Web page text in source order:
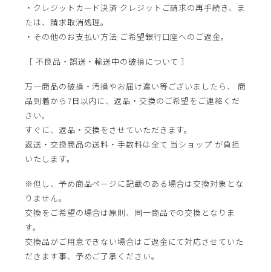
・クレジットカード決済 クレジットご請求の再手続き、ま
たは、請求取消処理。
・その他のお支払い方法 ご希望銀行口座へのご返金。
［ 不良品・誤送・輸送中の破損について ］
万一商品の破損・汚損やお届け違い等ございましたら、 商
品到着から7日以内に、返品・交換のご希望をご連絡くだ
さい。
すぐに、返品・交換をさせていただきます。
返送・交換商品の送料・手数料は全て 当ショップ が負担
いたします。
※但し、予め商品ページに記載のある場合は交換対象とな
りません。
交換をご希望の場合は原則、同一商品での交換となりま
す。
交換品がご用意できない場合はご返金にて対応させていた
だきます事、予めご了承ください。